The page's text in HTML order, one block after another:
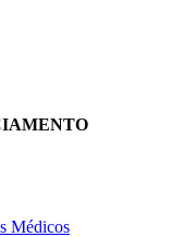
Médicos